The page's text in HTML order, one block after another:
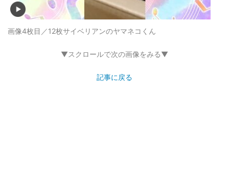
画像4枚目／12枚サイベリアンのヤマネコくん
▼スクロールで次の画像をみる▼
記事に戻る